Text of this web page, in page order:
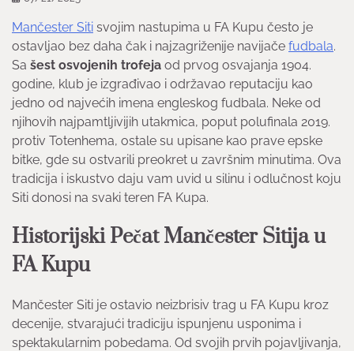
Mančester Siti svojim nastupima u FA Kupu često je
ostavljao bez daha čak i najzagriženije navijače fudbala.
Sa šest osvojenih trofeja od prvog osvajanja 1904.
godine, klub je izgrađivao i održavao reputaciju kao
jedno od najvećih imena engleskog fudbala. Neke od
njihovih najpamtljivijih utakmica, poput polufinala 2019.
protiv Totenhema, ostale su upisane kao prave epske
bitke, gde su ostvarili preokret u završnim minutima. Ova
tradicija i iskustvo daju vam uvid u silinu i odlučnost koju
Siti donosi na svaki teren FA Kupa.
Historijski Pečat Mančester Sitija u
FA Kupu
Mančester Siti je ostavio neizbrisiv trag u FA Kupu kroz
decenije, stvarajući tradiciju ispunjenu usponima i
spektakularnim pobedama. Od svojih prvih pojavljivanja,